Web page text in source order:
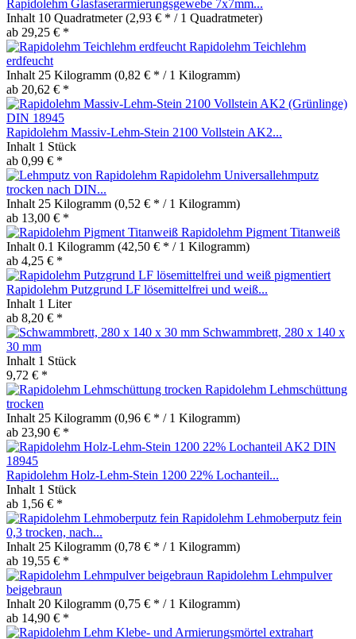
Rapidolehm Glasfaserarmierungsgewebe 7x7mm...
Inhalt 10 Quadratmeter(2,93 € * / 1 Quadratmeter)
ab 29,25 € *
Rapidolehm Teichlehm
erdfeucht
Inhalt 25 Kilogramm (0,82 € * / 1 Kilogramm)
ab 20,62 € *
Rapidolehm Massiv-Lehm-Stein 2100 Vollstein AK2...
Inhalt 1 Stück
ab 0,99 € *
Rapidolehm Universallehmputz
trocken nach DIN...
Inhalt 25 Kilogramm (0,52 € * / 1 Kilogramm)
ab 13,00 € *
Rapidolehm Pigment Titanweiß
Inhalt 0.1 Kilogramm (42,50 € * / 1 Kilogramm)
ab 4,25 € *
Rapidolehm Putzgrund LF lösemittelfrei und weiß...
Inhalt 1 Liter
ab 8,20 € *
Schwammbrett, 280 x 140 x
30 mm
Inhalt 1 Stück
9,72 € *
Rapidolehm Lehmschüttung
trocken
Inhalt 25 Kilogramm (0,96 € * / 1 Kilogramm)
ab 23,90 € *
Rapidolehm Holz-Lehm-Stein 1200 22% Lochanteil...
Inhalt 1 Stück
ab 1,56 € *
Rapidolehm Lehmoberputz fein
0,3 trocken, nach...
Inhalt 25 Kilogramm (0,78 € * / 1 Kilogramm)
ab 19,55 € *
Rapidolehm Lehmpulver
beigebraun
Inhalt 20 Kilogramm (0,75 € * / 1 Kilogramm)
ab 14,90 € *